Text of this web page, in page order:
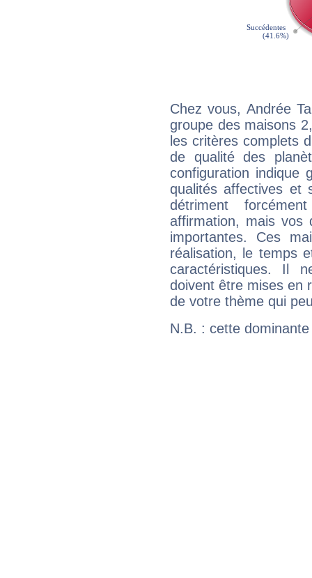
Chez vous, Andrée
groupe des maisons
les critères complets
de qualité des
configuration indique
qualités affectives et
détriment
affirmation, mais
importantes. Ces
réalisation, le temps
caractéristiques. Il
doivent être mises en
de votre thème qui
N.B. : cette